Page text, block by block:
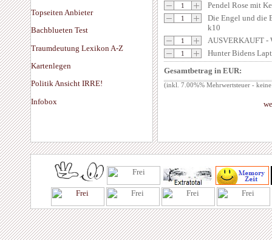
Topseiten Anbieter
Bachblueten Test
Traumdeutung Lexikon A-Z
Kartenlegen
Politik Ansicht IRRE!
Infobox
Pendel Rose mit
Die Engel und die
k10
AUSVERKAUFT -
Hunter Bidens
Gesamtbetrag in EUR:
(inkl. 7.00%% Mehrwertsteuer - keine